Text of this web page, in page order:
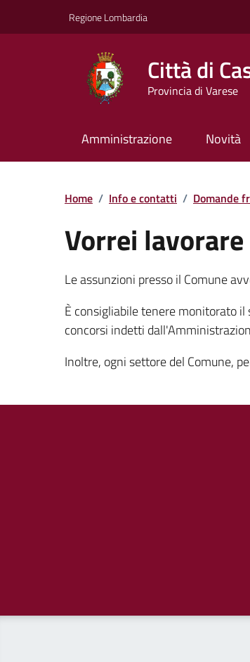
Regione Lombardia
Città di
Provincia di Varese
Amministrazione Novità
Dettagli FAQ
Home / Info e contatti / Domande
Vorrei
Le assunzioni presso il Comune
È consigliabile tenere monitorato
concorsi indetti
Inoltre, ogni settore del Comune,